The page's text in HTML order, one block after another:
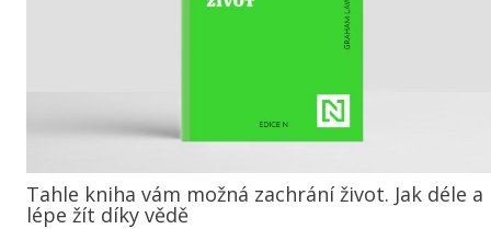
Tahle kniha vám možná zachrání život. Jak déle a
lépe žít díky vědě